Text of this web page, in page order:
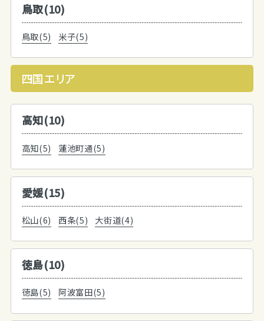
鳥取(10)
鳥取(5) 米子(5)
四国エリア
高知(10)
高知(5) 蓮池町通(5)
愛媛(15)
松山(6) 西条(5) 大街道(4)
徳島(10)
徳島(5) 阿波富田(5)